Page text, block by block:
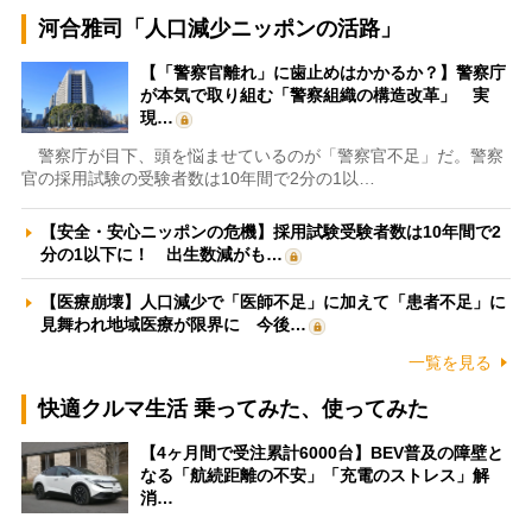
河合雅司「人口減少ニッポンの活路」
【「警察官離れ」に歯止めはかかるか？】警察庁
が本気で取り組む「警察組織の構造改革」 実
現…
警察庁が目下、頭を悩ませているのが「警察官不足」だ。警察
官の採用試験の受験者数は10年間で2分の1以…
【安全・安心ニッポンの危機】採用試験受験者数は10年間で2
分の1以下に！ 出生数減がも…
【医療崩壊】人口減少で「医師不足」に加えて「患者不足」に
見舞われ地域医療が限界に 今後…
一覧を見る
快適クルマ生活 乗ってみた、使ってみた
【4ヶ月間で受注累計6000台】BEV普及の障壁と
なる「航続距離の不安」「充電のストレス」解
消…